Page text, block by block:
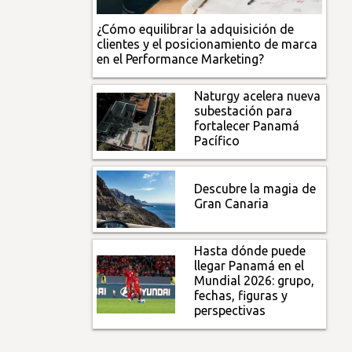
¿Cómo equilibrar la adquisición de
clientes y el posicionamiento de marca
en el Performance Marketing?
Naturgy acelera nueva
subestación para
fortalecer Panamá
Pacífico
Descubre la magia de
Gran Canaria
Hasta dónde puede
llegar Panamá en el
Mundial 2026: grupo,
fechas, figuras y
perspectivas